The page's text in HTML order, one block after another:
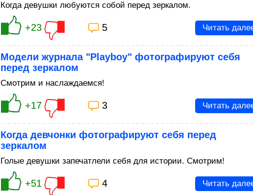
Когда девушки любуются собой перед зеркалом.
+23 5 Читать
Модели журнала "Playboy" фотографируют себя
перед зеркалом
Смотрим и наслаждаемся!
+17 3 Читать
Когда девчонки фотографируют себя перед
зеркалом
Голые девушки запечатлели себя для истории. Смотрим!
+51 4 Читать